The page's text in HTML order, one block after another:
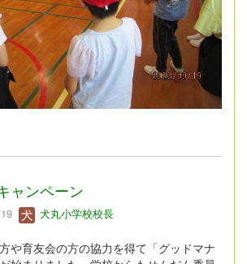
ャンペーン
犬丸小学校校長
や育友会の方の協力を得て「グッドマナ